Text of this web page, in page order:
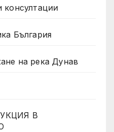
консултации
България
на река Дунав
В